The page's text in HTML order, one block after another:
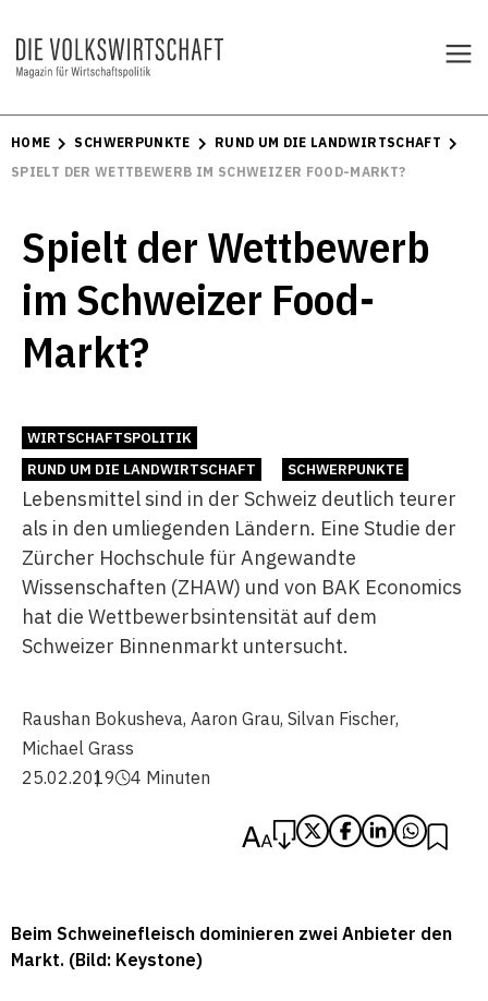
HOME SCHWERPUNKTE
RUND UM DIE LANDWIRTSCHAFT
SPIELT DER WETTBEWERB IM SCHWEIZER FOOD-MARKT?
Spielt der Wettbewerb
im Schweizer Food-
Markt?
WIRTSCHAFTSPOLITIK
RUND UM DIE LANDWIRTSCHAFT
SCHWERPUNKTE
Lebensmittel sind in der Schweiz deutlich teurer
als in den umliegenden Ländern. Eine Studie der
Zürcher Hochschule für Angewandte
Wissenschaften (ZHAW) und von BAK Economics
hat die Wettbewerbsintensität auf dem
Schweizer Binnenmarkt untersucht.
Raushan Bokusheva, Aaron Grau, Silvan Fischer,
Michael Grass
25.02.2019
4 Minuten
Beim Schweinefleisch dominieren zwei Anbieter den
Markt. (Bild: Keystone)